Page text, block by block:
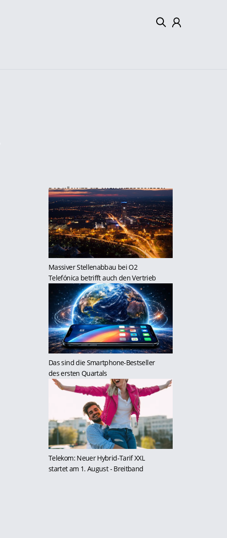
DAS KÖNNTE SIE AUCH INTERESSIEREN:
Massiver Stellenabbau bei O2
Telefónica betrifft auch den Vertrieb
Das sind die Smartphone-Bestseller
des ersten Quartals
Telekom: Neuer Hybrid-Tarif XXL
startet am 1. August- Breitband